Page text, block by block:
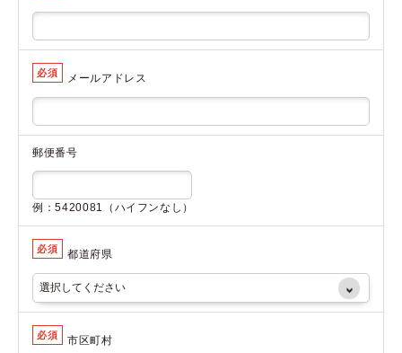
必須 メールアドレス
郵便番号
例：5420081（ハイフンなし）
必須 都道府県
必須 市区町村